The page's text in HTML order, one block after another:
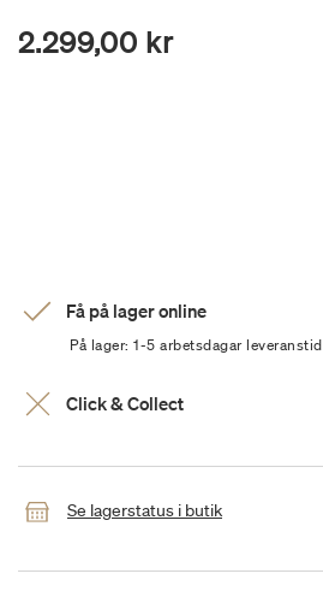
2.299,00 kr
Få på lager online
På lager: 1-5 arbetsdagar leveranstid
Click & Collect
Se lagerstatus i butik